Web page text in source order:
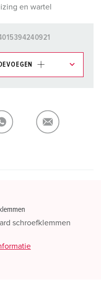
en wartel
TOEVOEGEN
schroefklemmen